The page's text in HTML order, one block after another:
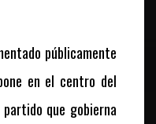
públicamente
en el centro del
que gobierna